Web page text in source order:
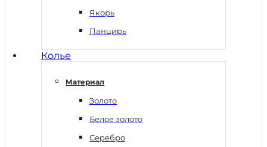
Якорь
Панцирь
Колье
Материал
Золото
Белое золото
Серебро